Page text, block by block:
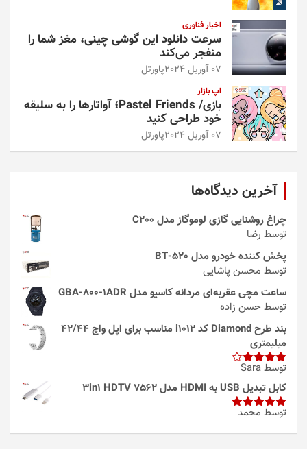
اخبار فناوری
سرعت دانلود این گوشی چینی، مغز شما را
منفجر می‌کند
07 آوریل 2024 پاورتل
اپ بازار
بازی/ Pastel Friends؛ آواتارها را به سلیقه
خود طراحی کنید
07 آوریل 2024 پاورتل
آخرین دیدگاه‌ها
چراغ روشنایی گازی لوموگاز مدل C200
توسط رضا
پخش کننده خودرو مدل 520-BT
توسط محسن پاشایی
ساعت مچی عقربه‌ای مردانه کاسیو مدل GBA-800-1ADR
توسط حسن زاده
بند طرح Diamond کد i1012 مناسب برای اپل واچ 42/44
میلیمتری
امتیاز4
از 5
توسط Sara
کابل تبدیل USB به HDMI مدل 3in1 HDTV 7562
امتیاز5از
توسط محمد